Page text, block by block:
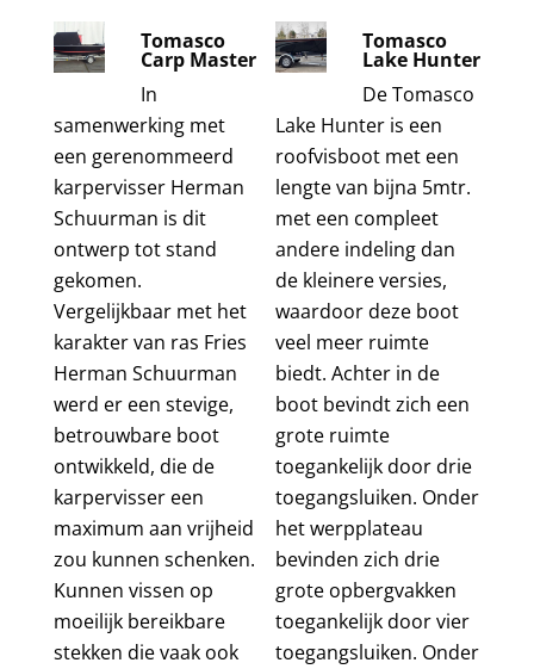
Tomasco
Carp Master
In
samenwerking met
een gerenommeerd
karpervisser Herman
Schuurman is dit
ontwerp tot stand
gekomen.
Vergelijkbaar met het
karakter van ras Fries
Herman Schuurman
werd er een stevige,
betrouwbare boot
ontwikkeld, die de
karpervisser een
maximum aan vrijheid
zou kunnen schenken.
Kunnen vissen op
moeilijk bereikbare
stekken die vaak ook
Tomasco
Lake Hunter
De Tomasco
Lake Hunter is een
roofvisboot met een
lengte van bijna 5mtr.
met een compleet
andere indeling dan
de kleinere versies,
waardoor deze boot
veel meer ruimte
biedt. Achter in de
boot bevindt zich een
grote ruimte
toegankelijk door drie
toegangsluiken. Onder
het werpplateau
bevinden zich drie
grote opbergvakken
toegankelijk door vier
toegangsluiken. Onder